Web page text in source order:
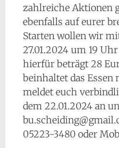
zahlreiche Aktionen
ebenfalls auf eurer
Starten wollen wir
27.01.2024 um 19
hierfür beträgt 28
beinhaltet das
meldet euch
dem 22.01.2024 an
05223-3480 oder